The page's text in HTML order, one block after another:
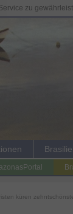
küren
zu